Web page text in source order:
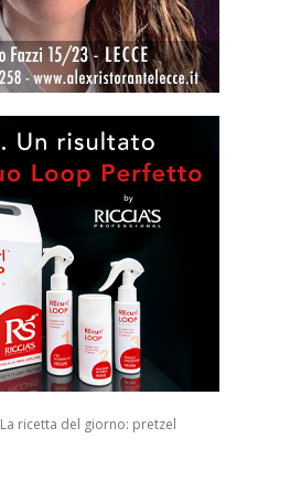
La ricetta del giorno: pretzel